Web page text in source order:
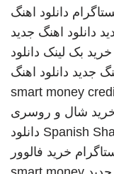
دانلود اهنگ
دانلود اهنگ جدید
خرید بک لینک دانلود
جدید دانلود اهنگ
smart money
شال و روسری
Spanish دانلود
خرید فالوور